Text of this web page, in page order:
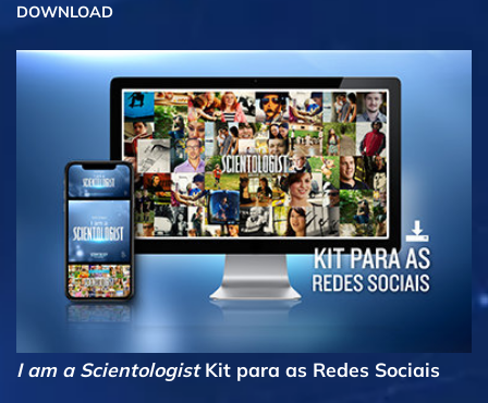
DOWNLOAD
I am a ScientologistKit para as Redes Sociais